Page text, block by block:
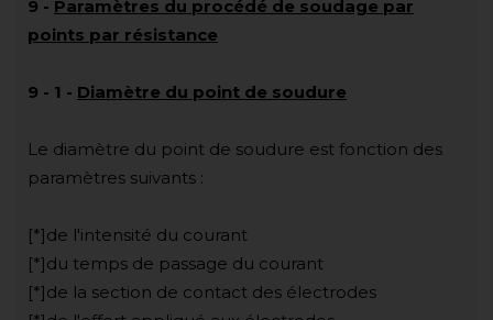
9 - Paramètres du procédé de soudage par
points par résistance
9 - 1 - Diamètre du point de soudure
Le diamètre du point de soudure est fonction des
paramètres suivants :
[*]de l'intensité du courant
[*]du temps de passage du courant
[*]de la section de contact des électrodes